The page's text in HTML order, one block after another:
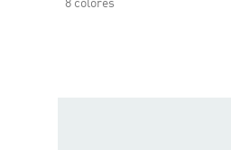
8 colores